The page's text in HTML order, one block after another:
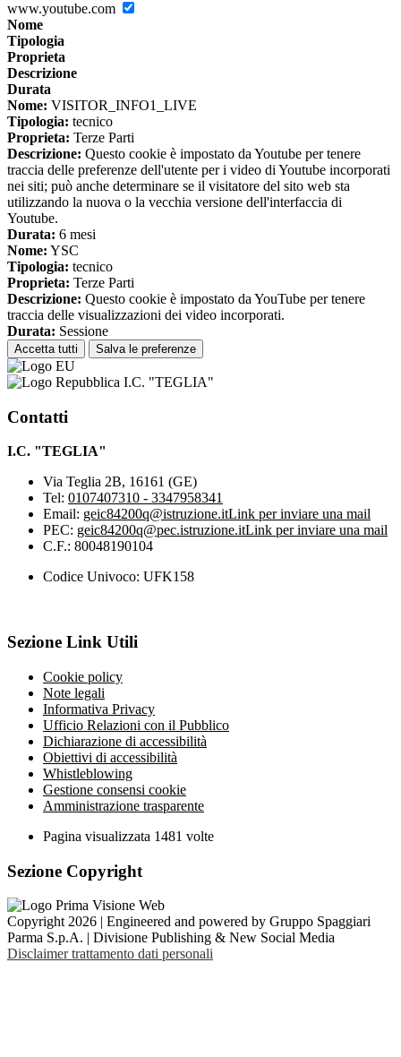
www.youtube.com
Nome
Tipologia
Proprieta
Descrizione
Durata
Nome: VISITOR_INFO1_LIVE
Tipologia: tecnico
Proprieta: Terze Parti
Descrizione: Questo cookie è impostato da Youtube per tenere
traccia delle preferenze dell'utente per i video di Youtube incorporati
nei siti; può anche determinare se il visitatore del sito web sta
utilizzando la nuova o la vecchia versione dell'interfaccia di
Youtube.
Durata: 6 mesi
Nome: YSC
Tipologia: tecnico
Proprieta: Terze Parti
Descrizione: Questo cookie è impostato da YouTube per tenere
traccia delle visualizzazioni dei video incorporati.
Durata: Sessione
Accetta tutti Salva le preferenze
I.C. "TEGLIA"
Contatti
I.C. "TEGLIA"
Via Teglia 2B, 16161 (GE)
Tel: 0107407310 - 3347958341
Email: geic84200q@istruzione.itLink per inviare una mail
PEC: geic84200q@pec.istruzione.itLink per inviare una mail
C.F.: 80048190104
Codice Univoco: UFK158
Sezione Link Utili
Cookie policy
Note legali
Informativa Privacy
Ufficio Relazioni con il Pubblico
Dichiarazione di accessibilità
Obiettivi di accessibilità
Whistleblowing
Gestione consensi cookie
Amministrazione trasparente
Pagina visualizzata 1481 volte
Sezione Copyright
Copyright 2026 | Engineered and powered by Gruppo Spaggiari
Parma S.p.A. | Divisione Publishing & New Social Media
Disclaimer trattamento dati personali